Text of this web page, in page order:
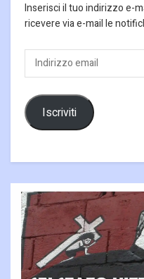
Inserisci il tuo indirizzo e-
ricevere via e-mail le
Indirizzo
email
Iscriviti